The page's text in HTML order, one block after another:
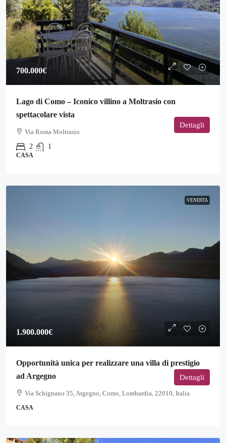
700.000€
Lago di Como – Iconico villino a Moltrasio con
spettacolare vista
Via Roma Moltrasio
2
1
CASA
Dettagli
VENDITA
1.900.000€
Opportunità unica per realizzare una villa di prestigio
ad Argegno
Via Schignano 35, Argegno, Como, Lombardia, 22010, Italia
CASA
Dettagli